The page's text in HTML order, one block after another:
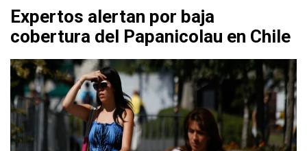
Expertos alertan por baja
cobertura del Papanicolau en Chile